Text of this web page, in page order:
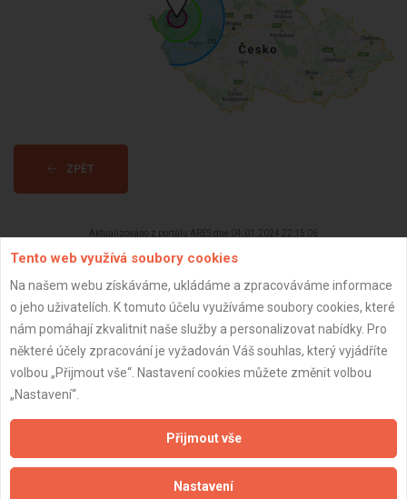
ZPĚT
Aktualizováno z portálu ARES dne 04.01.2024 22:15:06
Důležité informace
Naše firmy a řemeslníci
Zásady pro používání souborů cookie
Obchodní podmínky (zprostředkování)
Obchodní podmínky (rozpočtování)
Reference
Tento web využívá soubory cookies
Na našem webu získáváme, ukládáme a zpracováváme informace
o jeho uživatelích. K tomuto účelu využíváme soubory cookies, které
nám pomáhají zkvalitnit naše služby a personalizovat nabídky. Pro
některé účely zpracování je vyžadován Váš souhlas, který vyjádříte
volbou „Přijmout vše“. Nastavení cookies můžete změnit volbou
„Nastavení“.
Přijmout vše
Nastavení